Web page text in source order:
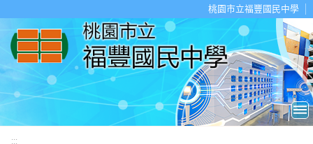
桃園市立福豐國民中學
:::